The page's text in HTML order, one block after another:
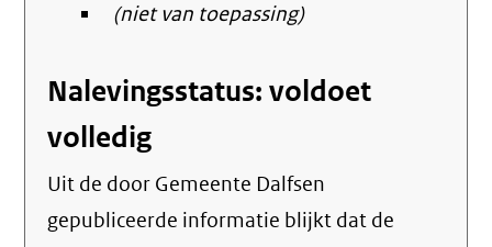
(niet van toepassing)
Nalevingsstatus: voldoet
volledig
Uit de door Gemeente Dalfsen
gepubliceerde informatie blijkt dat de